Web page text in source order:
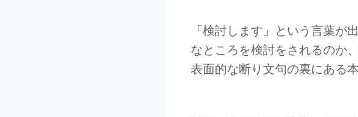
「検討します」という言葉が
なところを検討をされるのか
表面的な断り文句の裏にある